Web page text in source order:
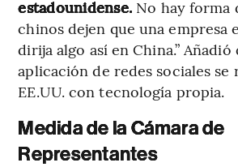
estadounidense. No hay forma
chinos dejen que una empresa
dirija algo así en China.” Añadió
aplicación de redes sociales se
EE.UU. con tecnología propia.
Medida de la Cámara de
Representantes